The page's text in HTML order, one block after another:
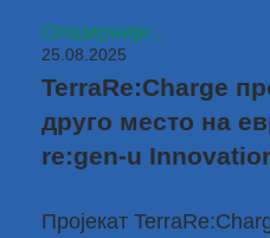
Опширније...
25.08.2025
TerraRe:Charge
друго место на
re:gen-u
Пројекат